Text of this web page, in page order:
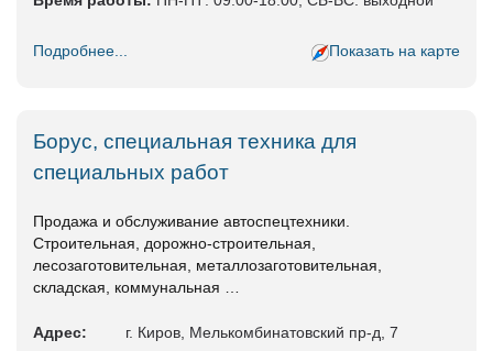
Подробнее... Показать на карте
Борус, специальная техника для
специальных работ
Продажа и обслуживание автоспецтехники.
Строительная, дорожно-строительная,
лесозаготовительная, металлозаготовительная,
складская, коммунальная …
Адрес: г. Киров, Мелькомбинатовский пр-д, 7